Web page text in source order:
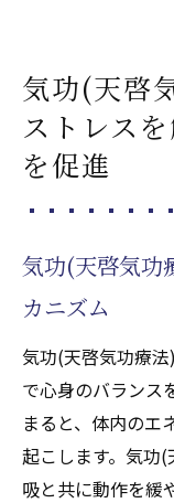
気功(天啓
ストレス
を促進
気功(天啓気功
カニズム
気功(天啓気功療
で心身のバランス
まると、体内のエ
起こします。気功
吸と共に動作を緩